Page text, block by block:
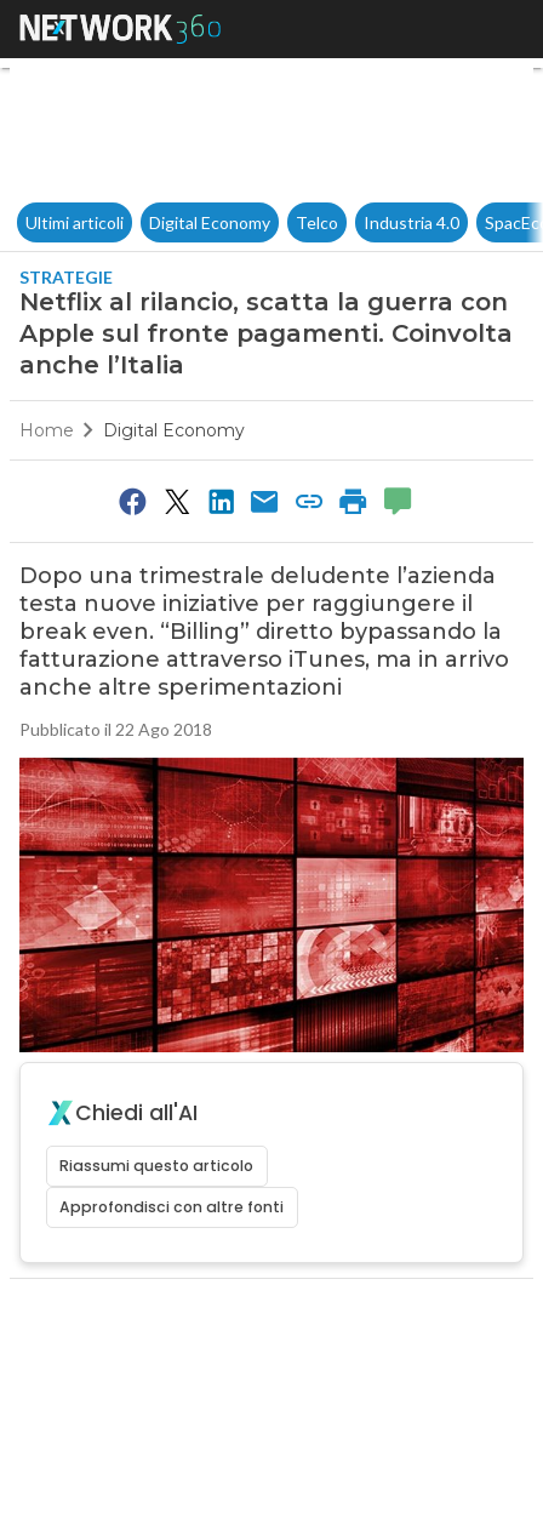
Netflix al rilancio, scatta la
Ultimi articoli Digital Economy Telco Industria 4.0
STRATEGIE
Netflix al rilancio, scatta la guerra con
Apple sul fronte pagamenti. Coinvolta
anche l’Italia
Home Digital Economy
Dopo una trimestrale deludente l’azienda
testa nuove iniziative per raggiungere il
break even. “Billing” diretto bypassando la
fatturazione attraverso iTunes, ma in arrivo
anche altre sperimentazioni
Pubblicato il 22 Ago 2018
Chiedi all'AI
Riassumi questo articolo
Approfondisci con altre fonti